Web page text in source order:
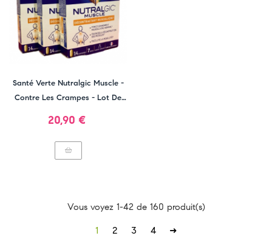
Santé Verte Nutralgic Muscle -
Contre Les Crampes - Lot De
Prix
20,90 €
Vous voyez 1-42 de 160 produit(s)
1 2 3 4